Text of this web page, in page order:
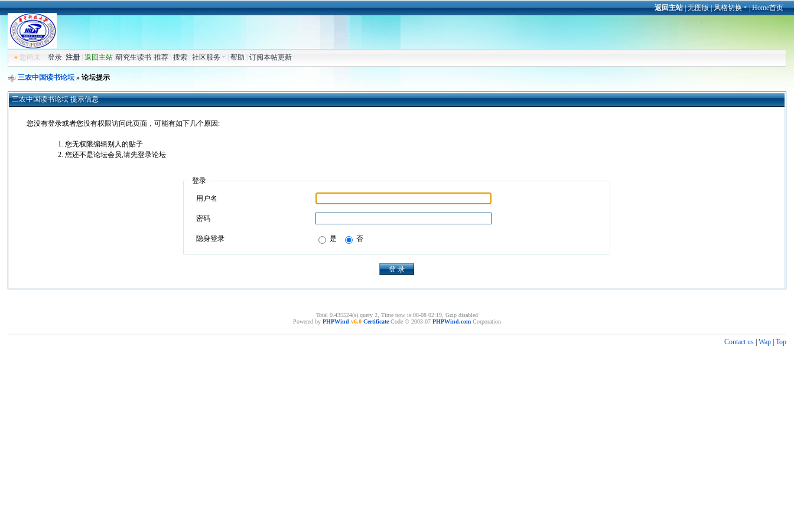
返回主站|无图版|风格切换 |Home首页
» 您尚未登录 注册 |返回主站 |研究生读书 |推荐 |搜索 |社区服务 |帮助 |订阅本帖更新
三农中国读书论坛» 论坛提示
三农中国读书论坛 提示信息
您没有登录或者您没有权限访问此页面，可能有如下几个原因:
您无权限编辑别人的贴子
您还不是论坛会员,请先登录论坛
登录
用户名
密码
隐身登录 是 否
Total 0.435524(s) query 2, Time now is:08-08 02:19, Gzip disabled
Powered by PHPWind v6.0 CertificateCode © 2003-07 PHPWind.com Corporation
Contact us| Wap| Top